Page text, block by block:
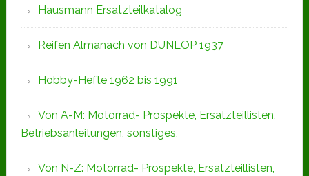
Hausmann Ersatzteilkatalog
Reifen Almanach von DUNLOP 1937
Hobby-Hefte 1962 bis 1991
Von A-M: Motorrad- Prospekte, Ersatzteillisten,
Betriebsanleitungen, sonstiges,
Von N-Z: Motorrad- Prospekte, Ersatzteillisten,